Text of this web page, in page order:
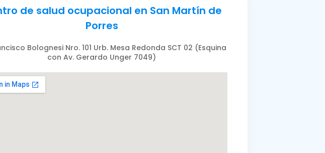
de salud ocupacional en San Martín de
Porres
Bolognesi Nro. 101 Urb. Mesa Redonda SCT 02 (Esquina
con Av. Gerardo Unger 7049)